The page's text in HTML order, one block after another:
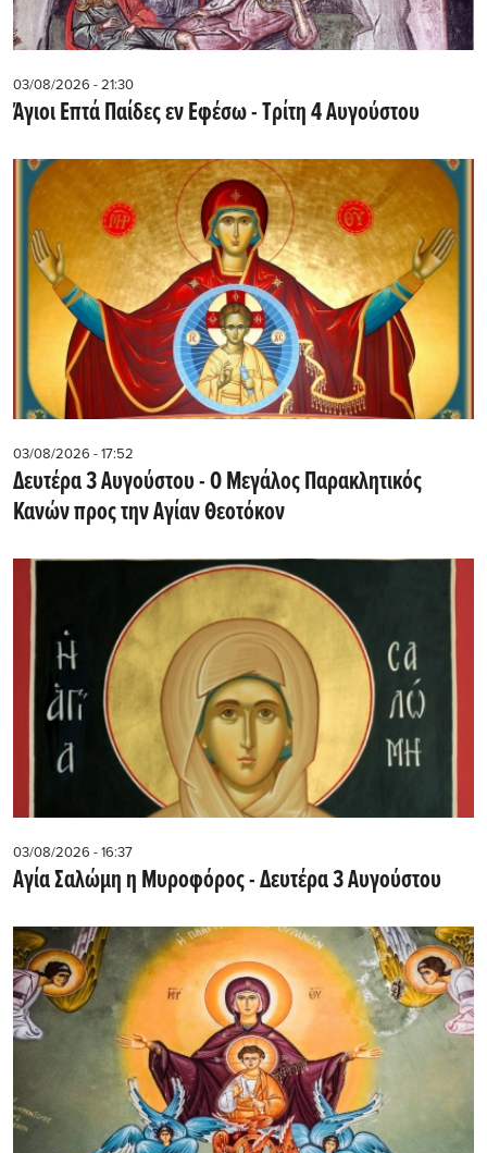
03/08/2026 - 21:30
Άγιοι Επτά Παίδες εν Εφέσω - Τρίτη 4 Αυγούστου
03/08/2026 - 17:52
Δευτέρα 3 Αυγούστου - Ο Μεγάλος Παρακλητικός
Κανών προς την Αγίαν Θεοτόκον
03/08/2026 - 16:37
Αγία Σαλώμη η Μυροφόρος - Δευτέρα 3 Αυγούστου